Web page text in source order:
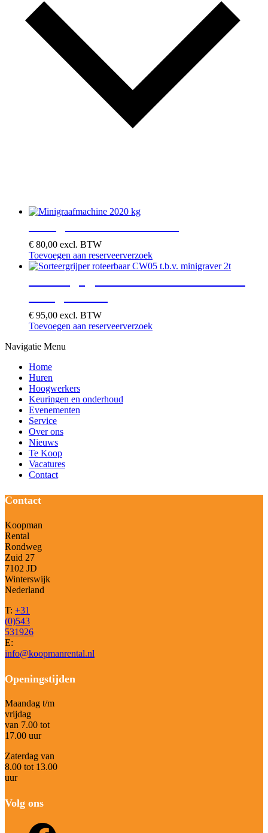
€ 80,00 excl. BTW
Toevoegen aan reserveerverzoek
€ 95,00 excl. BTW
Toevoegen aan reserveerverzoek
Navigatie Menu
Home
Huren
Hoogwerkers
Keuringen en onderhoud
Evenementen
Service
Over ons
Nieuws
Te Koop
Vacatures
Contact
Contact
Koopman
Rental
Rondweg
Zuid 27
7102 JD
Winterswijk
Nederland
T: +31
(0)543
531926
E:
info@koopmanrental.nl
Openingstijden
Maandag t/m
vrijdag
van 7.00 tot
17.00 uur
Zaterdag van
8.00 tot 13.00
uur
Volg ons